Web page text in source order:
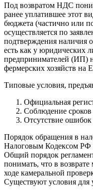
Под возвратом НДС
ранее уплатившее этот
бюджета (частично или
осуществляется по
подтверждения наличия
есть как у юридических
предпринимателей (ИП)
фермерских хозяйств на
Типовые условия,
Официальная
Соблюдение сроков
Отсутствие
Порядок обращения в
Налоговым Кодексом РФ
Общий порядок
понимать, что в
ходе камеральной
Существуют условия